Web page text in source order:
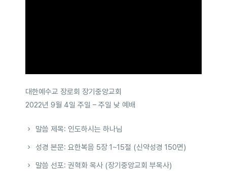
대한예수교 장로회 장기중앙교회
2022년 9월 4일 주일 – 주일 낮 예배
말씀 제목: 인도하시는 하나님
성경 본문: 요한복음 5장 1~15절 (신약성경 150면)
말씀 선포: 권혁화 목사 (장기중앙교회 부목사)